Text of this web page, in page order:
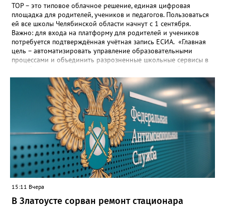
ТОР – это типовое облачное решение, единая цифровая
площадка для родителей, учеников и педагогов. Пользоваться
ей все школы Челябинской области начнут с 1 сентября.
Важно: для входа на платформу для родителей и учеников
потребуется подтверждённая учётная запись ЕСИА. «Главная
цель – автоматизировать управление образовательными
процессами и объединить разрозненные школьные сервисы в
региональном министерстве образования. - Платформа ТОР
“Моя школа” объединит все школьные сервисы в единую
безопасную государственную экосистему. Предполагается, что
переход пройдёт максимально комфортно для пользователей».
Привычные функции - оценки, расписание, домашние задания,
связь с учителями, знакомые пользователям экосистемы
«Госуслуги Моя школа», не просто сохранятся, они будут
собраны в одном месте, подчеркнули в ведомстве. Причём в
этом случае переход на ТОР станет вообще незаметным.
15:11 Вчера
В Златоусте сорван ремонт стационара